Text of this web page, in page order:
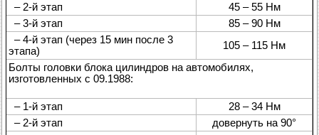
– 2-й этап
45 – 55 Нм
– 3-й этап
85 – 90 Нм
– 4-й этап (через 15 мин после 3
этапа)
105 – 115 Нм
Болты головки блока цилиндров на автомобилях,
изготовленных с 09.1988:
– 1-й этап
28 – 34 Нм
– 2-й этап
довернуть на 90°